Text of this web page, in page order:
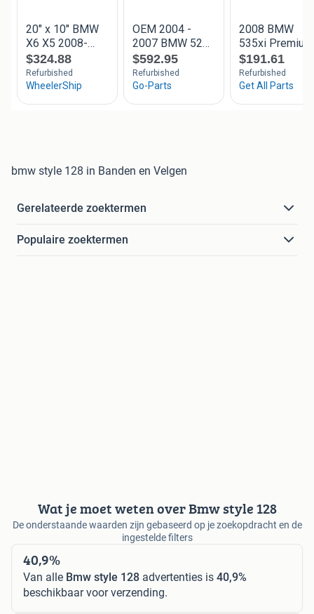
bmw style 128 in Banden en Velgen
Gerelateerde zoektermen
Populaire zoektermen
Wat je moet weten over Bmw style 128
De onderstaande waarden zijn gebaseerd op je zoekopdracht en de
ingestelde filters
40,9%
Van alle Bmw style 128 advertenties is 40,9%
beschikbaar voor verzending.